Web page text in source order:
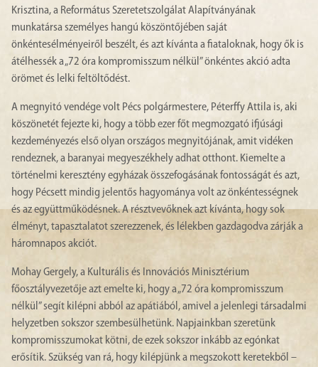
Krisztina, a Református Szeretetszolgálat Alapítványának
munkatársa személyes hangú köszöntőjében saját
önkéntesélményeiről beszélt, és azt kívánta a fiataloknak, hogy ők is
átélhessék a „72 óra kompromisszum nélkül” önkéntes akció adta
örömet és lelki feltöltődést.
A megnyitó vendége volt Pécs polgármestere, Péterffy Attila is, aki
köszönetét fejezte ki, hogy a több ezer főt megmozgató ifjúsági
kezdeményezés első olyan országos megnyitójának, amit vidéken
rendeznek, a baranyai megyeszékhely adhat otthont. Kiemelte a
történelmi keresztény egyházak összefogásának fontosságát és azt,
hogy Pécsett mindig jelentős hagyománya volt az önkéntességnek
és az együttműködésnek. A résztvevőknek azt kívánta, hogy sok
élményt, tapasztalatot szerezzenek, és lélekben gazdagodva zárják a
háromnapos akciót.
Mohay Gergely, a Kulturális és Innovációs Minisztérium
főosztályvezetője azt emelte ki, hogy a „72 óra kompromisszum
nélkül” segít kilépni abból az apátiából, amivel a jelenlegi társadalmi
helyzetben sokszor szembesülhetünk. Napjainkban szeretünk
kompromisszumokat kötni, de ezek sokszor inkább az egónkat
erősítik. Szükség van rá, hogy kilépjünk a megszokott keretekből –